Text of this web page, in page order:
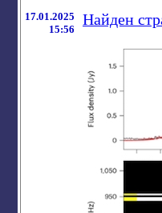
17.01.2025
15:56
Найден